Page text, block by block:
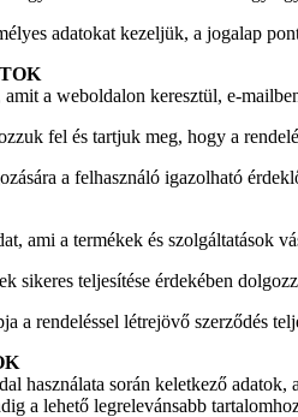
adatokat kezeljük, a jogalap
a weboldalon keresztül, e-
fel és tartjuk meg, hogy a
a felhasználó igazolható
ami a termékek és szolgáltatások
sikeres teljesítése érdekében
a rendeléssel létrejövő szerződés
használata során keletkező
a lehető legrelevánsabb